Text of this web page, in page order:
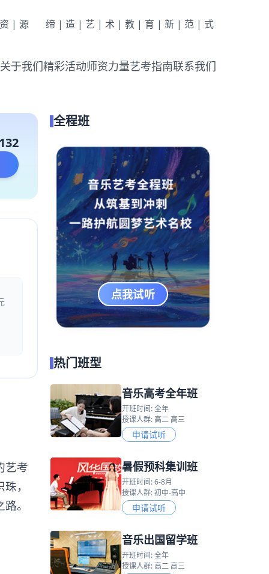
|源 缔|造|艺|术|教|育|新|范|式
关于我们精彩活动师资力量艺考指南联系我们
艺考
，
。
全程班
点我试听
热门班型
音乐高考全年班
开班时间: 全年
授课人群: 高二 高三
申请试听
暑假预科集训班
开班时间: 6-8月
授课人群: 初中-高中
申请试听
音乐出国留学班
开班时间: 全年
授课人群: 高二 高三